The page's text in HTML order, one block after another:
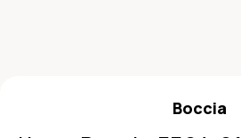
Boccia